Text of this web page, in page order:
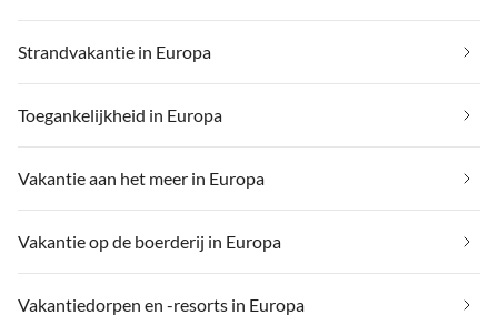
Strandvakantie in Europa
Toegankelijkheid in Europa
Vakantie aan het meer in Europa
Vakantie op de boerderij in Europa
Vakantiedorpen en -resorts in Europa